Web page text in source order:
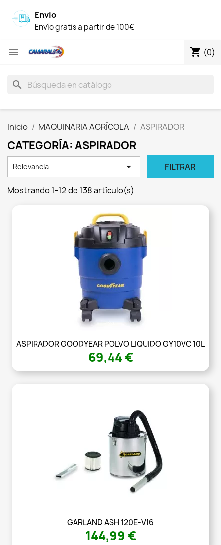
Envio
Envío gratis a partir de 100€
 shopping_cart (0)
search
Inicio MAQUINARIA AGRÍCOLA ASPIRADOR
CATEGORÍA: ASPIRADOR
Relevancia  FILTRAR
Mostrando 1-12 de 138 artículo(s)
ASPIRADOR GOODYEAR POLVO LIQUIDO GY10VC 10L
69,44 €
GARLAND ASH 120E-V16
144,99 €